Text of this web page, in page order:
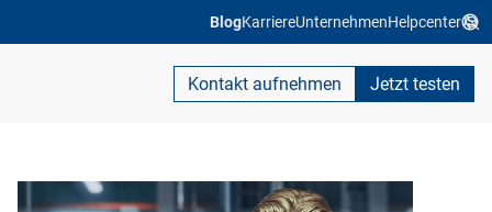
BlogKarriereUnternehmenHelpcenter
Kontakt aufnehmen Jetzt testen